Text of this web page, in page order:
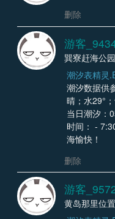
删除
游客
巽寮赶海公园
潮汐表精灵
潮汐数据供
晴；水29°
当日潮汐：
时间： -
海愉快！
删除
游客
黄岛那里位